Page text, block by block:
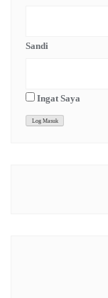
Sandi
Ingat Saya